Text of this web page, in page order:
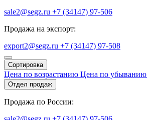
sale2@segz.ru +7 (34147) 97-506
Продажа на экспорт:
export2@segz.ru +7 (34147) 97-508
Сортировка
Цена по возрастанию Цена по убыванию
Отдел продаж
Продажа по России: